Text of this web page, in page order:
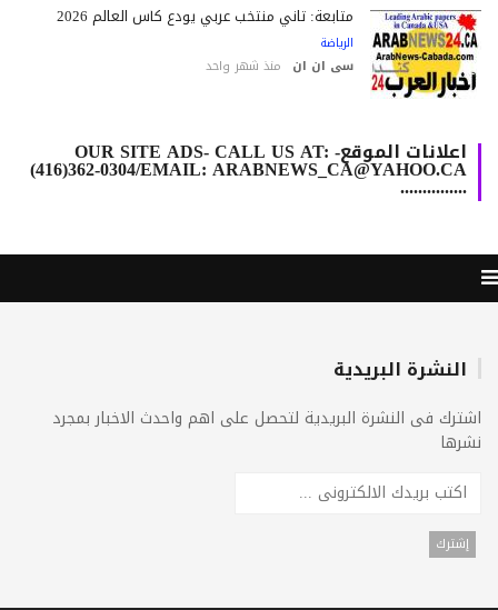
متابعة: ثاني منتخب عربي يودع كأس العالم 2026
الرياضة
سى ان ان منذ شهر واحد
اعلانات الموقع- OUR SITE ADS- CALL US AT:
(416)362-0304/EMAIL: ARABNEWS_CA@YAHOO.CA
...............
النشرة البريدية
فى النشرة البريدية لتحصل على اهم واحدث الاخبار بمجرد